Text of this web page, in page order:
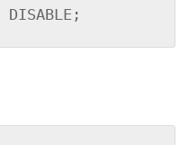
DISABLE;